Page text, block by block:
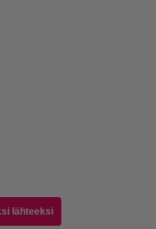
lähteeksi